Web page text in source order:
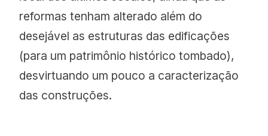
reformas tenham alterado além do
desejável as estruturas das edificações
(para um patrimônio histórico tombado),
desvirtuando um pouco a caracterização
das construções.